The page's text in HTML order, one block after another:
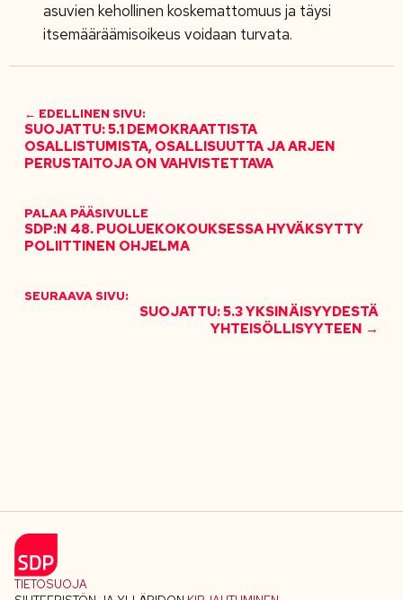
asuvien kehollinen koskemattomuus ja täysi
itsemääräämisoikeus voidaan turvata.
← EDELLINEN SIVU:
SUOJATTU: 5.1 DEMOKRAATTISTA
OSALLISTUMISTA, OSALLISUUTTA JA ARJEN
PERUSTAITOJA ON VAHVISTETTAVA
PALAA PÄÄSIVULLE
SDP:N 48. PUOLUEKOKOUKSESSA HYVÄKSYTTY
POLIITTINEN OHJELMA
SEURAAVA SIVU:
SUOJATTU: 5.3 YKSINÄISYYDESTÄ
YHTEISÖLLISYYTEEN →
TIETOSUOJA